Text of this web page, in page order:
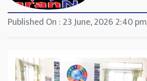
Published On : 23 June, 2026 2:40 pm